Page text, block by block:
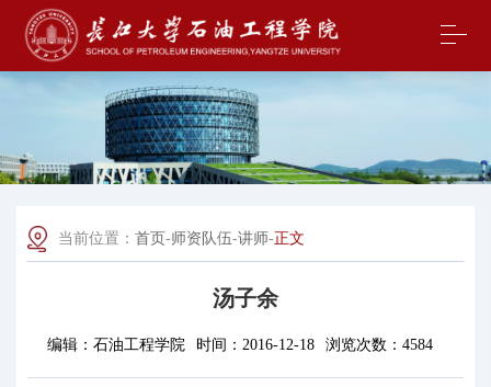
当前位置： 首页-师资队伍-讲师-正文
汤子余
编辑： 石油工程学院 时间： 2016-12-18 浏览次数： 4584